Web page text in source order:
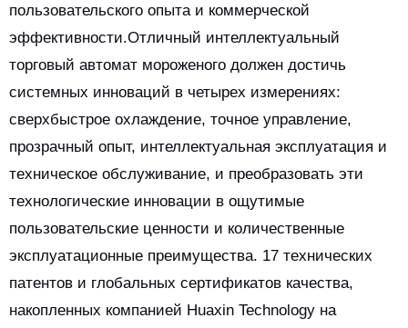
пользовательского опыта и коммерческой
эффективности.Отличный интеллектуальный
торговый автомат мороженого должен достичь
системных инноваций в четырех измерениях:
сверхбыстрое охлаждение, точное управление,
прозрачный опыт, интеллектуальная эксплуатация и
техническое обслуживание, и преобразовать эти
технологические инновации в ощутимые
пользовательские ценности и количественные
эксплуатационные преимущества. 17 технических
патентов и глобальных сертификатов качества,
накопленных компанией Huaxin Technology на